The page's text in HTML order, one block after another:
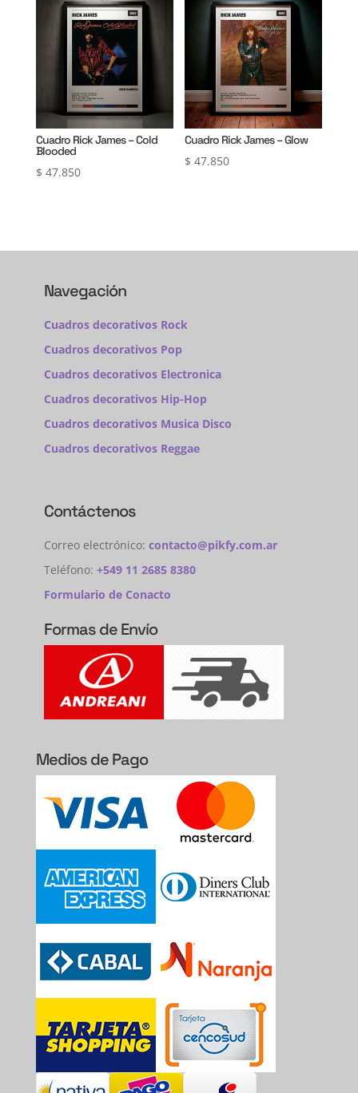
Cuadro Rick James – Cold
Blooded
$ 47.850
Cuadro Rick James – Glow
$ 47.850
Navegación
Cuadros decorativos Rock
Cuadros decorativos Pop
Cuadros decorativos Electronica
Cuadros decorativos Hip-Hop
Cuadros decorativos Musica Disco
Cuadros decorativos Reggae
Contáctenos
Correo electrónico: contacto@pikfy.com.ar
Teléfono: +549 11 2685 8380
Formulario de Conacto
Formas de Envío
Medios de Pago